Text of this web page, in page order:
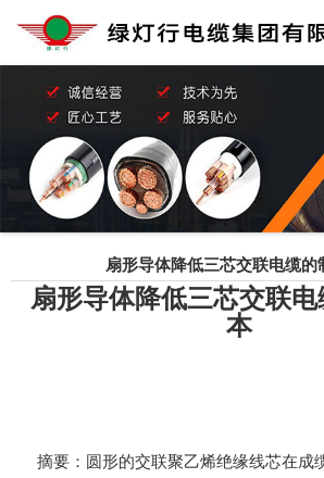
扇形导体降低三芯交联电缆的
扇形导体降低三芯交联
本
摘要：圆形的交联聚乙烯绝缘线芯在成